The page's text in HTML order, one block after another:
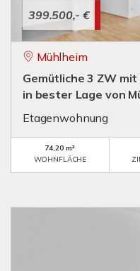
399.500,- €
Mühlheim
Gemütliche 3 ZW
in bester Lage von
Etagenwohnung
74,20 m²
WOHNFLÄCHE